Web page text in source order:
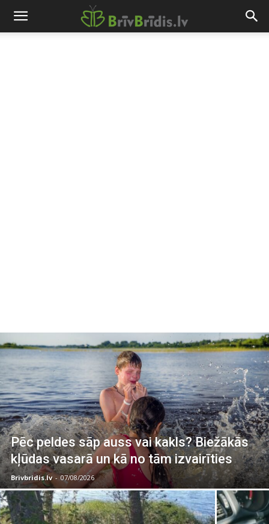
Pēc peldes sāp auss vai kakls? Biežākās
kļūdas vasarā un kā no tām izvairīties
Brivbridis.lv - 07/08/2026